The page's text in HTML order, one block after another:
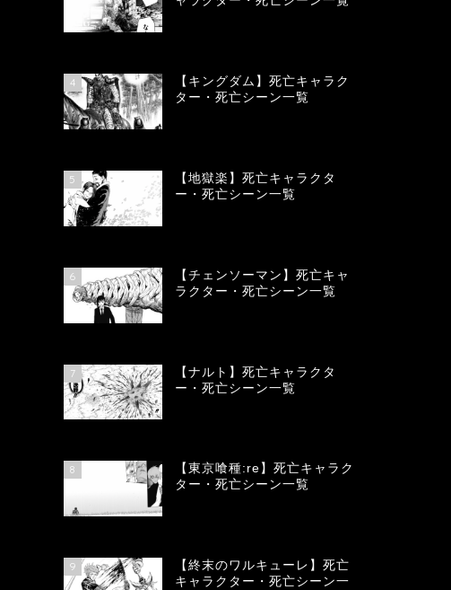
4
【キングダム】死亡キャラク
ター・死亡シーン一覧
5
【地獄楽】死亡キャラクタ
ー・死亡シーン一覧
6
【チェンソーマン】死亡キャ
ラクター・死亡シーン一覧
7
【ナルト】死亡キャラクタ
ー・死亡シーン一覧
8
【東京喰種:re】死亡キャラク
ター・死亡シーン一覧
9
【終末のワルキューレ】死亡
キャラクター・死亡シーン一